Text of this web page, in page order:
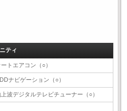
ティ
ートエアコン（○）
ナビゲーション（○）
波デジタルテレビチューナー（○）